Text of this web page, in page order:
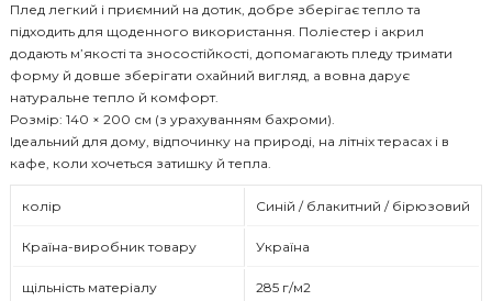
колір Синій / блакитний / бірюзовий
Країна-виробник товару Україна
щільність матеріалу 285 г/м2
Плед легкий і приємний на дотик, добре зберігає тепло та
підходить для щоденного використання. Поліестер і акрил
додають м’якості та зносостійкості, допомагають пледу тримати
форму й довше зберігати охайний вигляд, а вовна дарує
натуральне тепло й комфорт.
Розмір: 140 × 200 см (з урахуванням бахроми).
Ідеальний для дому, відпочинку на природі, на літніх терасах і в
кафе, коли хочеться затишку й тепла.